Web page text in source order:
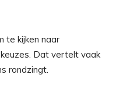
te kijken naar
Dat vertelt vaak
rondzingt.